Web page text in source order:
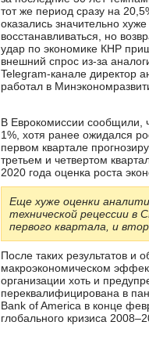
тот же период сразу на
оказались значительно
восстанавливаться, но
удар по экономике КНР
внешний спрос из-за
Telegram-канале директор
работал в
В Еврокомиссии сообщили,
1%, хотя ранее ожидался
первом квартале
третьем и четвертом
2020 года оценка роста
Еще хуже оценки
технической рецессии
первого квартала, и
После таких результатов и
макроэкономическом
организации хоть и
переквалифицирована в
Bank of America в конце
глобального кризиса